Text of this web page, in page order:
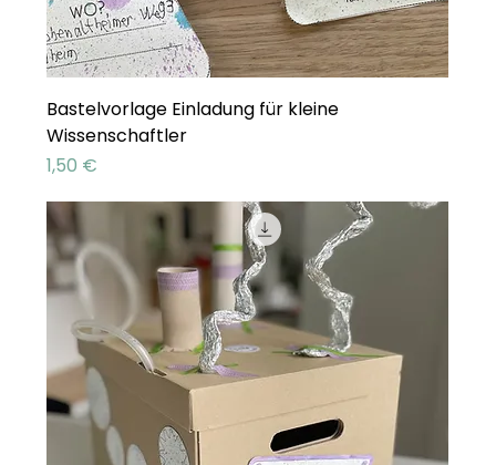
Bastelvorlage Einladung für kleine
Wissenschaftler
Preis
1,50 €